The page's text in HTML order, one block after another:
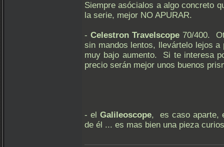
Siempre asócialos a algo concreto
la serie, mejor NO APURAR.
-Celestron Travelscope 70/400.
sin mandos lentos, llevártelo lejos
muy bajo aumento. Si te interesa
precio serán mejor unos buenos
- el Galileoscope, es caso aparte,
de él ... es mas bien una pieza